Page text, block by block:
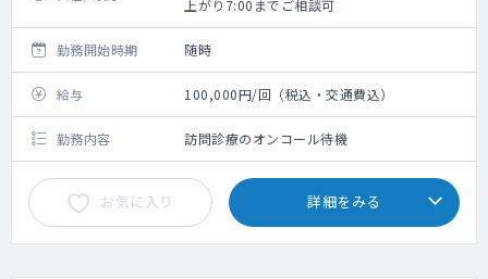
上がり7:00までご相談可
勤務開始時期 随時
給与 100,000円/回（税込・交通費込）
勤務内容 訪問診療のオンコール待機
お気に入り 詳細をみる